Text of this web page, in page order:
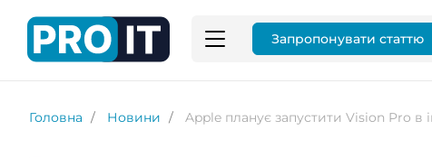
Запропонувати статтю
Головна Новини